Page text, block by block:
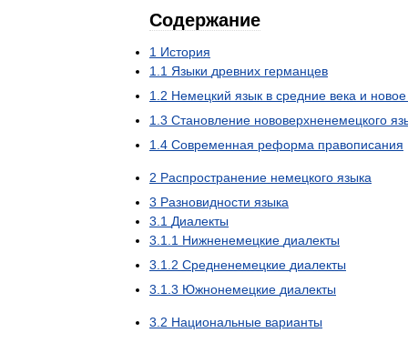
Содержание
1 История
1 1 Языки древних германцев
1 2 Немецкий язык в средние века и новое
1 3 Становление нововерхненемецкого
1 4 Современная реформа правописания
2 Распространение немецкого языка
3 Разновидности языка
3 1 Диалекты
3 1 1 Нижненемецкие диалекты
3 1 2 Средненемецкие диалекты
3 1 3 Южнонемецкие диалекты
3 2 Национальные варианты